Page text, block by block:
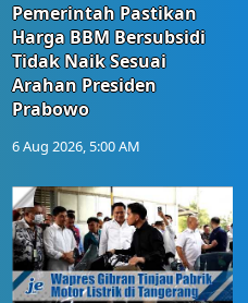
Pemerintah Pastikan
Harga BBM Bersubsidi
Tidak Naik Sesuai
Arahan Presiden
Prabowo
6 Aug 2026, 5:00 AM